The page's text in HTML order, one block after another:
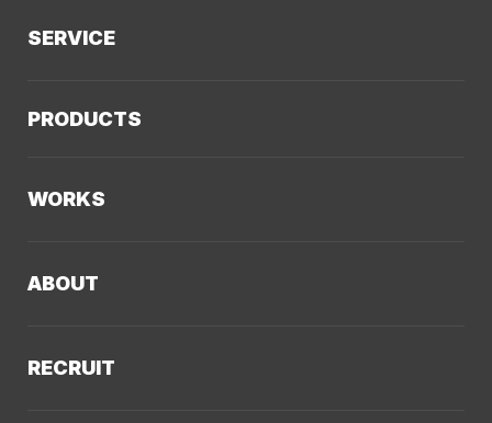
SERVICE
Web制作
デザイン・ブランディング
システム開発・DX支援
PRODUCTS
LLMO／AIO／GEO診断
WORKS
ABOUT
RECRUIT